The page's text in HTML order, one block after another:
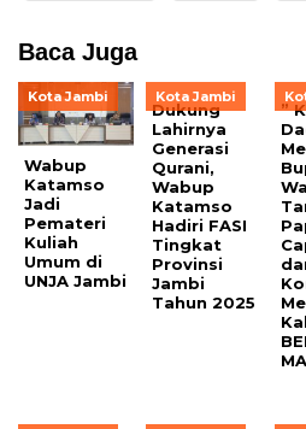
Baca Juga
Kota Jambi
Wabup
Katamso
Jadi
Pemateri
Kuliah
Umum di
UNJA Jambi
Kota Jambi
Dukung
Lahirnya
Generasi
Qurani,
Wabup
Katamso
Hadiri FASI
Tingkat
Provinsi
Jambi
Tahun 2025
”